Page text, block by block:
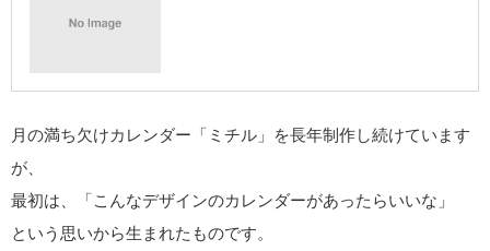
月の満ち欠けカレンダー「ミチル」を長年制作し続けています
が、
最初は、「こんなデザインのカレンダーがあったらいいな」
という思いから生まれたものです。